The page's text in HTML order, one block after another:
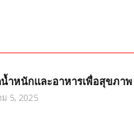
ำหนักและอาหารเพื่อสุขภาพ
5, 2025